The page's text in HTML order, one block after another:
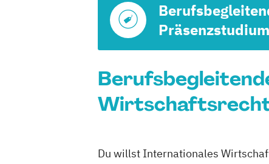
Präsenzstudium
Wirtschaftsrecht
Du willst Internationales